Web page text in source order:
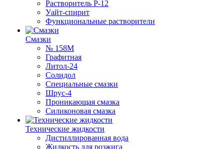
Растворитель Р-12
Уайт-спирит
Функциональные растворители
Смазки
№ 158М
Графитная
Литол-24
Солидол
Специальные смазки
Шрус-4
Проникающая смазка
Силиконовая смазка
Технические жидкости
Дистиллированная вода
Жидкость для розжига